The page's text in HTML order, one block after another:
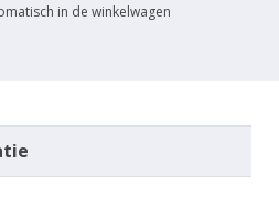
in de winkelwagen